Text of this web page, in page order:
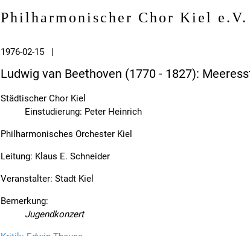
Philharmonischer Chor Kiel e.V.
1976-02-15 |
Ludwig van Beethoven (1770 - 1827):
Städtischer Chor Kiel
Einstudierung: Peter Heinrich
Philharmonisches Orchester Kiel
Leitung: Klaus E. Schneider
Veranstalter: Stadt Kiel
Bemerkung:
Jugendkonzert